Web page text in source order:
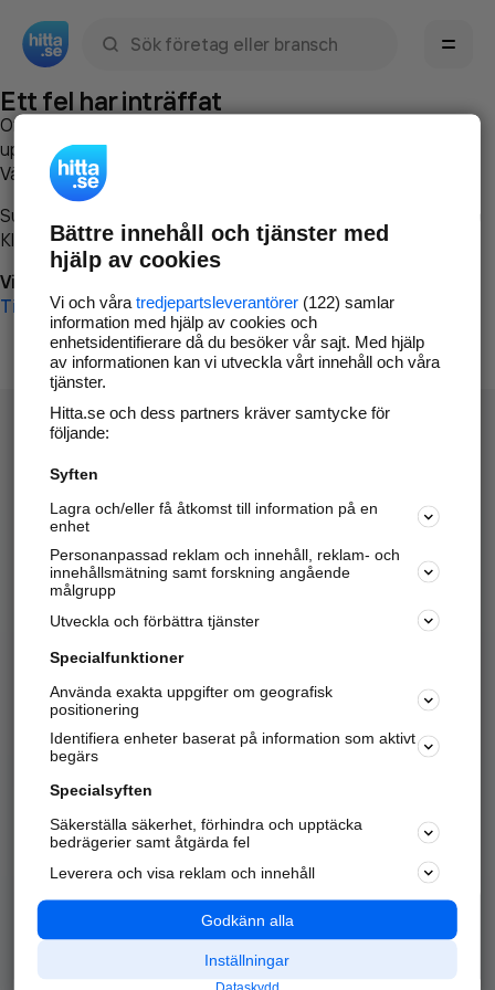
Ett fel har inträffat
Om du vill kan du
uppstod så att vi lättare och snabbare kan avhjälpa det.
Vänligen försök med följande:
Surfa till
Klicka påTillbaka-knappen i webbläsaren och försök igen
Vi beklagar besväret!
Till startsidan
Hitta.se - Gratis nummerupplysning.
Sök företag, personer och platser.
Hitta telefonnummer, adresser, företagsinfo mm.
Marknadsför företaget
Kom igång och annonsera mot
samarbetspartners nära dig.
Alla kategorier
Populära sökningar
API & Kartor
Annonsera
Integritet
Nödnummer
Bättre innehåll och tjänster med
hjälp av cookies
Vi och våra tredjepartsleverantörer(122) samlar
information med hjälp av cookies och
enhetsidentifierare då du besöker vår sajt. Med hjälp
av informationen kan vi utveckla vårt innehåll och våra
tjänster.
Hitta.se och dess partners kräver samtycke för
följande:
Syften
Lagra och/eller få åtkomst till information på en
enhet
Personanpassad reklam och innehåll, reklam- och
innehållsmätning samt forskning angående
målgrupp
Utveckla och förbättra tjänster
Specialfunktioner
Använda exakta uppgifter om geografisk
positionering
Identifiera enheter baserat på information som aktivt
begärs
Specialsyften
Säkerställa säkerhet, förhindra och upptäcka
bedrägerier samt åtgärda fel
Leverera och visa reklam och innehåll
Godkänn alla
Inställningar
Dataskydd